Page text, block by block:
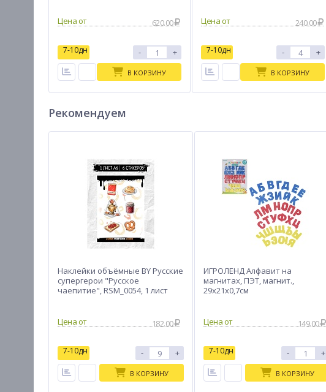
Цена от 620.00
7-10дн - +
В КОРЗИНУ
Цена от
240.00
7-10дн - +
В КОРЗИНУ
Рекомендуем
Наклейки объёмные BY Русские
супергерои "Русское
чаепитие", RSM_0054, 1 лист
182.00
7-10дн - +
В КОРЗИНУ
ИГРОЛЕНД Алфавит на
магнитах, ПЭТ, магнит.,
29х21х0,7см
149.00
7-10дн - +
В КОРЗИНУ